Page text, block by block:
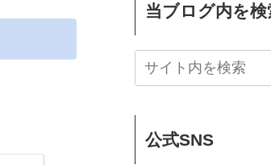
当ブログ内を検
公式SNS